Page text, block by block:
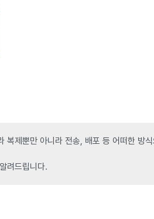
제뿐만 아니라 전송, 배포 등 어떠한 방
려드립니다.